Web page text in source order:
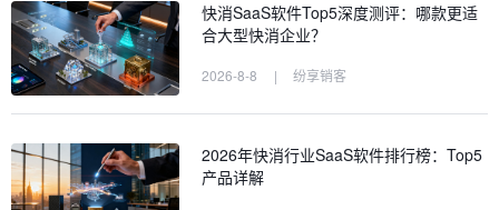
快消SaaS软件Top5深度测评：哪款更适
合大型快消企业？
2026-8-8 | 纷享销客
2026年快消行业SaaS软件排行榜：Top5
产品详解